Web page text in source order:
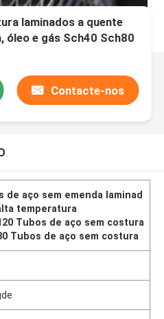
laminados a quente
óleo e gás Sch40 Sch80
Contacte-nos
de aço sem emenda laminad
temperatura
Tubos de aço sem costura
Tubos de aço sem costura